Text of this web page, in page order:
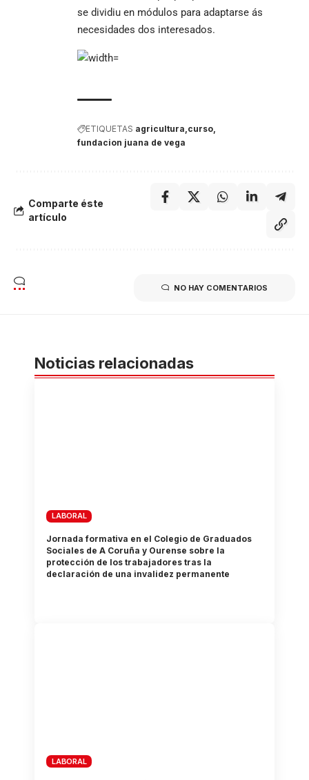
se dividiu en módulos para adaptarse ás
necesidades dos interesados.
ETIQUETAS agricultura curso
fundacion juana de vega
Comparte éste
artículo
NO HAY COMENTARIOS
Noticias relacionadas
LABORAL
Jornada formativa en el Colegio de Graduados
Sociales de A Coruña y Ourense sobre la
protección de los trabajadores tras la
declaración de una invalidez permanente
LABORAL